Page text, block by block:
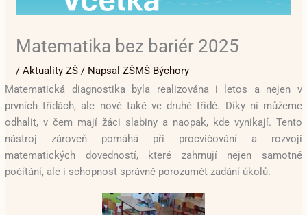
Matematika bez bariér 2025
/Aktuality ZŠ / NapsalZŠMŠ Býchory
Matematická diagnostika byla realizována i letos a nejen v
prvních třídách, ale nově také ve druhé třídě. Díky ní můžeme
odhalit, v čem mají žáci slabiny a naopak, kde vynikají. Tento
nástroj zároveň pomáhá při procvičování a rozvoji
matematických dovedností, které zahrnují nejen samotné
počítání, ale i schopnost správně porozumět zadání úkolů.